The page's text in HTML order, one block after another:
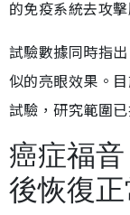
的免疫系統去攻擊
試驗數據同時指
似的亮眼效果。
試驗，研究範圍
癌症福
後恢復